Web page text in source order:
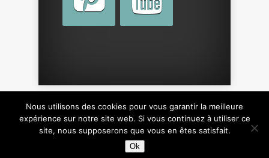
Copyright © 2015 parcotebebe.fr. Tous droits
réservés, y compris sur le design du site.
Nous utilisons des cookies pour vous garantir la meilleure
expérience sur notre site web. Si vous continuez à utiliser ce
site, nous supposerons que vous en êtes satisfait.
Ok